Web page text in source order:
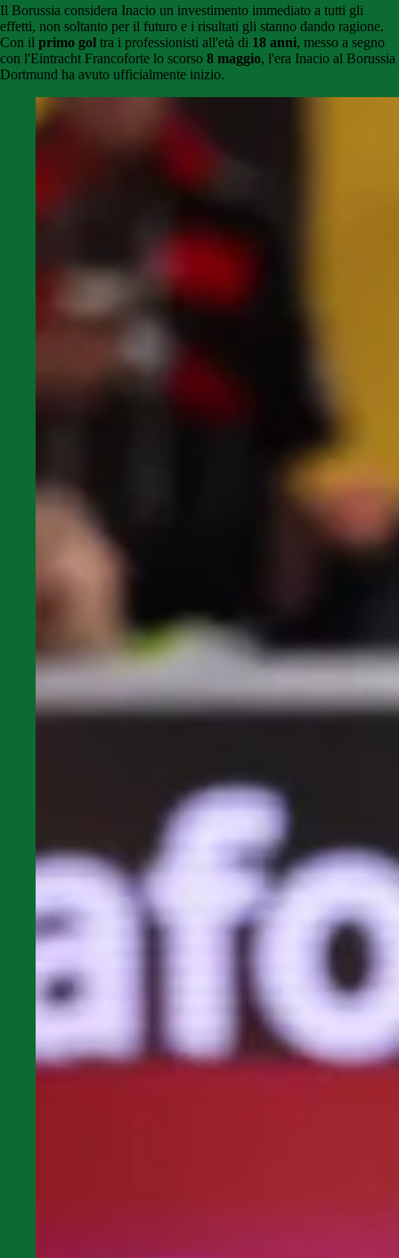
Il Borussia considera Inacio un investimento immediato a tutti gli
effetti, non soltanto per il futuro e i risultati gli stanno dando ragione.
Con il primo gol tra i professionisti all'età di 18 anni, messo a segno
con l'Eintracht Francoforte lo scorso 8 maggio, l'era Inacio al Borussia
Dortmund ha avuto ufficialmente inizio.